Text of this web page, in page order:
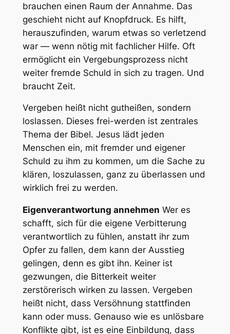
brauchen einen Raum der Annahme. Das
geschieht nicht auf Knopfdruck. Es hilft,
herauszufinden, warum etwas so verletzend
war — wenn nötig mit fachlicher Hilfe. Oft
ermöglicht ein Vergebungsprozess nicht
weiter fremde Schuld in sich zu tragen. Und
braucht Zeit.
Vergeben heißt nicht gutheißen, sondern
loslassen. Dieses frei-werden ist zentrales
Thema der Bibel. Jesus lädt jeden
Menschen ein, mit fremder und eigener
Schuld zu ihm zu kommen, um die Sache zu
klären, loszulassen, ganz zu überlassen und
wirklich frei zu werden.
Eigenverantwortung annehmen Wer es
schafft, sich für die eigene Verbitterung
verantwortlich zu fühlen, anstatt ihr zum
Opfer zu fallen, dem kann der Ausstieg
gelingen, denn es gibt ihn. Keiner ist
gezwungen, die Bitterkeit weiter
zerstörerisch wirken zu lassen. Vergeben
heißt nicht, dass Versöhnung stattfinden
kann oder muss. Genauso wie es unlösbare
Konflikte gibt, ist es eine Einbildung, dass